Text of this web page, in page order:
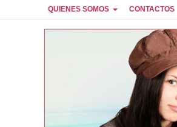
QUIENES SOMOS CONTACTOS
RADIO CANTEMOS